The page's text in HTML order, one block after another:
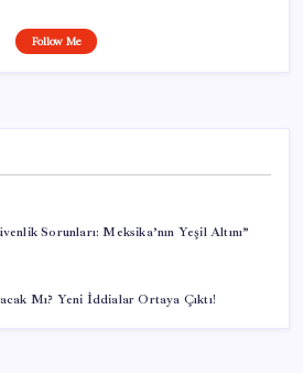
Follow Me
Sorunları: Meksika’nın Yeşil Altını”
Mı? Yeni İddialar Ortaya Çıktı!